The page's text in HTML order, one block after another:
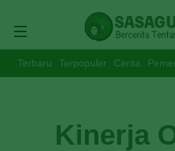
Terbaru Terpopuler Cerita
Kinerja